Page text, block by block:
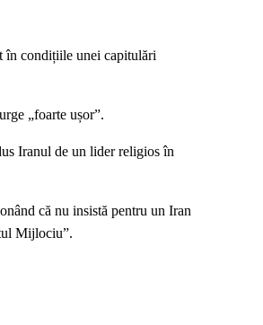
în condițiile unei capitulări
„foarte ușor”.
Iranul de un lider religios în
că nu insistă pentru un Iran
Mijlociu”.